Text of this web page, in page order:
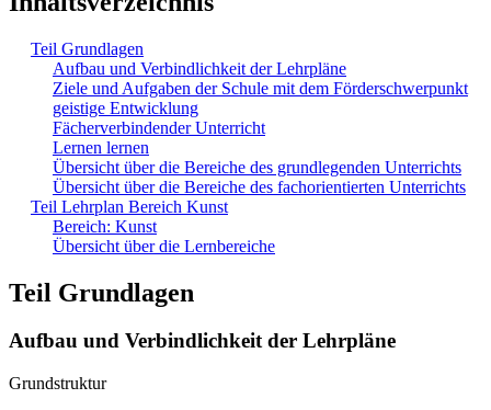
Teil Grundlagen
Aufbau und Verbindlichkeit der Lehrpläne
Ziele und Aufgaben der Schule mit dem Förderschwerpunkt
geistige Entwicklung
Fächerverbindender Unterricht
Lernen lernen
Übersicht über die Bereiche des grundlegenden Unterrichts
Übersicht über die Bereiche des fachorientierten Unterrichts
Teil Lehrplan Bereich Kunst
Bereich: Kunst
Übersicht über die Lernbereiche
Teil Grundlagen
Aufbau und Verbindlichkeit der Lehrpläne
Grundstruktur